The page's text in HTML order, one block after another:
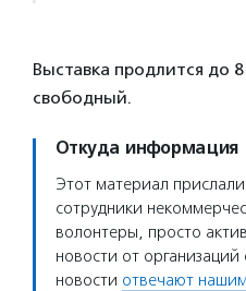
Выставка продлится до 8
свободный.
Откуда информация
Этот материал
сотрудники
волонтеры, просто
новости от
новости отвечают